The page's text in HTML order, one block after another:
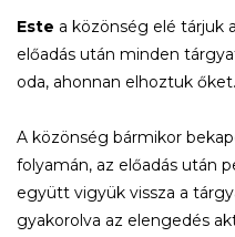
Este a közönség elé tárjuk
előadás után minden
oda, ahonnan elhoztuk őket.
A közönség bármikor
folyamán, az előadás után
együtt vigyük vissza a
gyakorolva az elengedés